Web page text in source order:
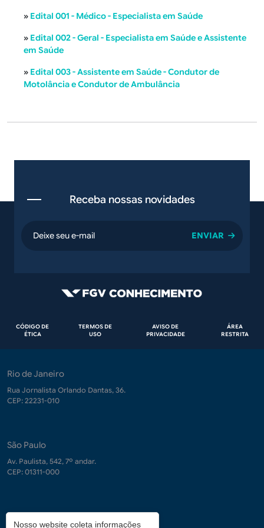
» Edital 001 - Médico - Especialista em Saúde
» Edital 002 - Geral - Especialista em Saúde e Assistente
em Saúde
» Edital 003 - Assistente em Saúde - Condutor de
Motolância e Condutor de Ambulância
Receba nossas novidades
email
Rodapé
CÓDIGO DE
ÉTICA
TERMOS DE
USO
AVISO DE
PRIVACIDADE
ÁREA
RESTRITA
Rio de Janeiro
Rua Jornalista Orlando Dantas, 36.
CEP: 22231-010
São Paulo
Av. Paulista, 542, 7º andar.
CEP: 01311-000
Contrate-nos
Nosso website coleta informações